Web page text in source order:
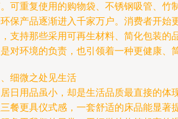
可重复使用的购物袋、不锈钢吸管、竹
保产品逐渐进入千家万户。消费者开始
支持那些采用可再生材料、简化包装的
对环境的负责，也引领着一种更健康、
细微之处见生活
日用品虽小，却是生活品质最直接的体
餐更具仪式感，一套舒适的床品能显著